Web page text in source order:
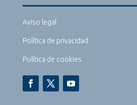
Aviso legal
Política de privacidad
Política de cookies